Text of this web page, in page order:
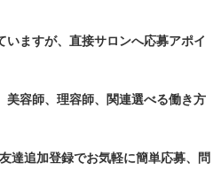
いますが、直接サロンへ応募アポイ
美容師、理容師、関連選べる働き方
達追加登録でお気軽に簡単応募、問